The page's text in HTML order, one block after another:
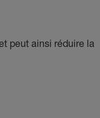
peut ainsi réduire la